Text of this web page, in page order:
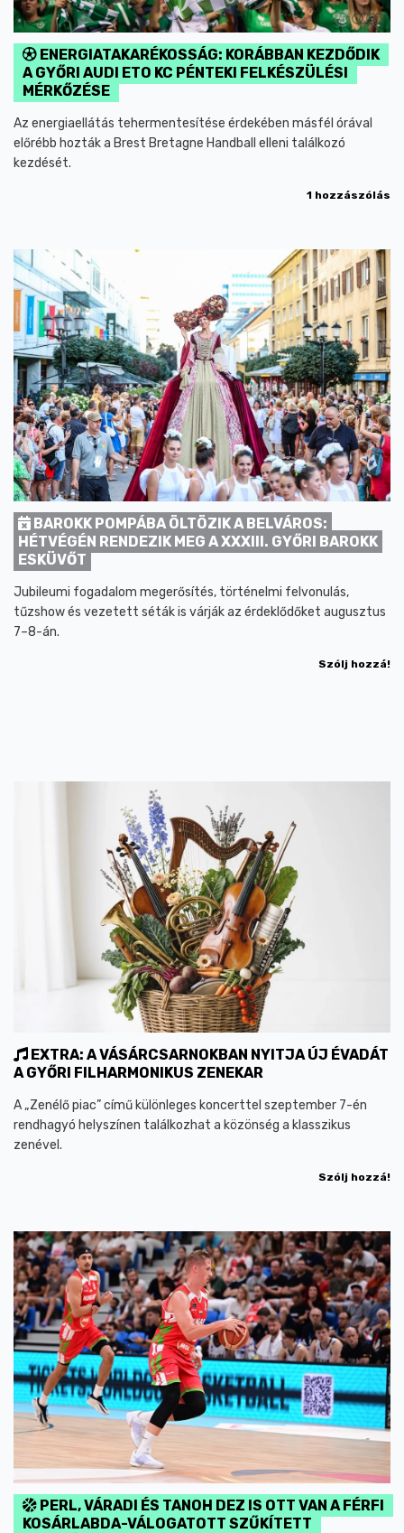
ENERGIATAKARÉKOSSÁG: KORÁBBAN KEZDŐDIK
A GYŐRI AUDI ETO KC PÉNTEKI FELKÉSZÜLÉSI
MÉRKŐZÉSE
Az energiaellátás tehermentesítése érdekében másfél órával
előrébb hozták a Brest Bretagne Handball elleni találkozó
kezdését.
1 hozzászólás
BAROKK POMPÁBA ÖLTÖZIK A BELVÁROS:
HÉTVÉGÉN RENDEZIK MEG A XXXIII. GYŐRI BAROKK
ESKÜVŐT
Jubileumi fogadalom megerősítés, történelmi felvonulás,
tűzshow és vezetett séták is várják az érdeklődőket augusztus
7–8-án.
Szólj hozzá!
EXTRA: A VÁSÁRCSARNOKBAN NYITJA ÚJ ÉVADÁT
A GYŐRI FILHARMONIKUS ZENEKAR
A „Zenélő piac” című különleges koncerttel szeptember 7-én
rendhagyó helyszínen találkozhat a közönség a klasszikus
zenével.
Szólj hozzá!
PERL, VÁRADI ÉS TANOH DEZ IS OTT VAN A FÉRFI
KOSÁRLABDA-VÁLOGATOTT SZŰKÍTETT